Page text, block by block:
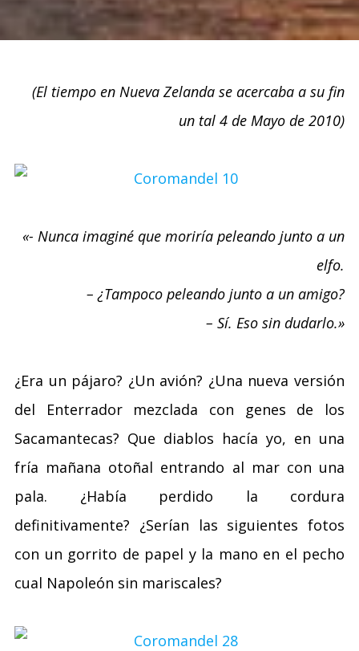
(El tiempo en Nueva Zelanda se acercaba a su fin
un tal 4 de Mayo de 2010)
«- Nunca imaginé que moriría peleando junto a un
elfo.
– ¿Tampoco peleando junto a un amigo?
– Sí. Eso sin dudarlo.»
¿Era un pájaro? ¿Un avión? ¿Una nueva versión
del Enterrador mezclada con genes de los
Sacamantecas? Que diablos hacía yo, en una
fría mañana otoñal entrando al mar con una
pala. ¿Había perdido la cordura
definitivamente? ¿Serían las siguientes fotos
con un gorrito de papel y la mano en el pecho
cual Napoleón sin mariscales?